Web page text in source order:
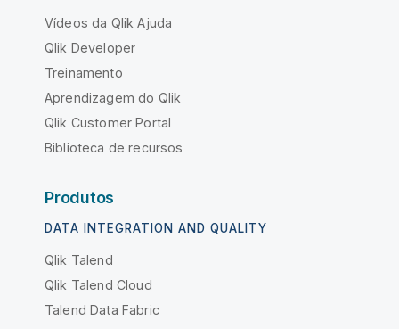
Vídeos da Qlik Ajuda
Qlik Developer
Treinamento
Aprendizagem do Qlik
Qlik Customer Portal
Biblioteca de recursos
Produtos
DATA INTEGRATION AND QUALITY
Qlik Talend
Qlik Talend Cloud
Talend Data Fabric